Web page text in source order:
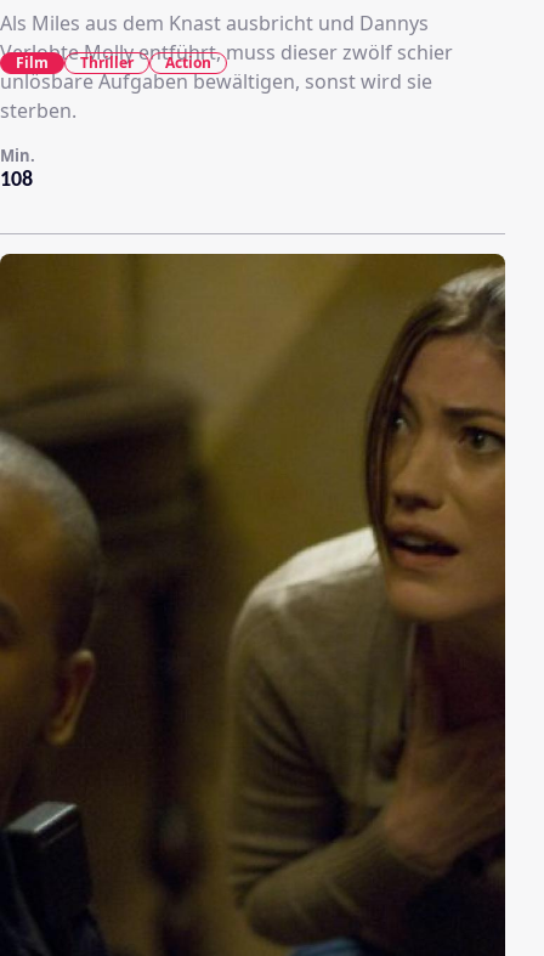
Als Miles aus dem Knast ausbricht und Dannys
Verlobte Molly entführt, muss dieser zwölf schier
unlösbare Aufgaben bewältigen, sonst wird sie
sterben.
108
Min.
Film Thriller Action